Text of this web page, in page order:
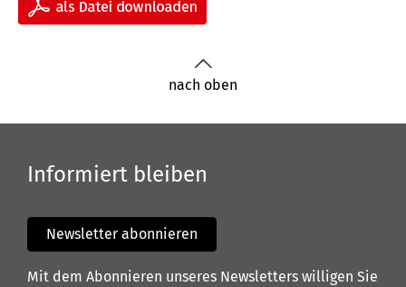
nach oben
Informiert bleiben
Newsletter abonnieren
Mit dem Abonnieren unseres Newsletters willigen Sie